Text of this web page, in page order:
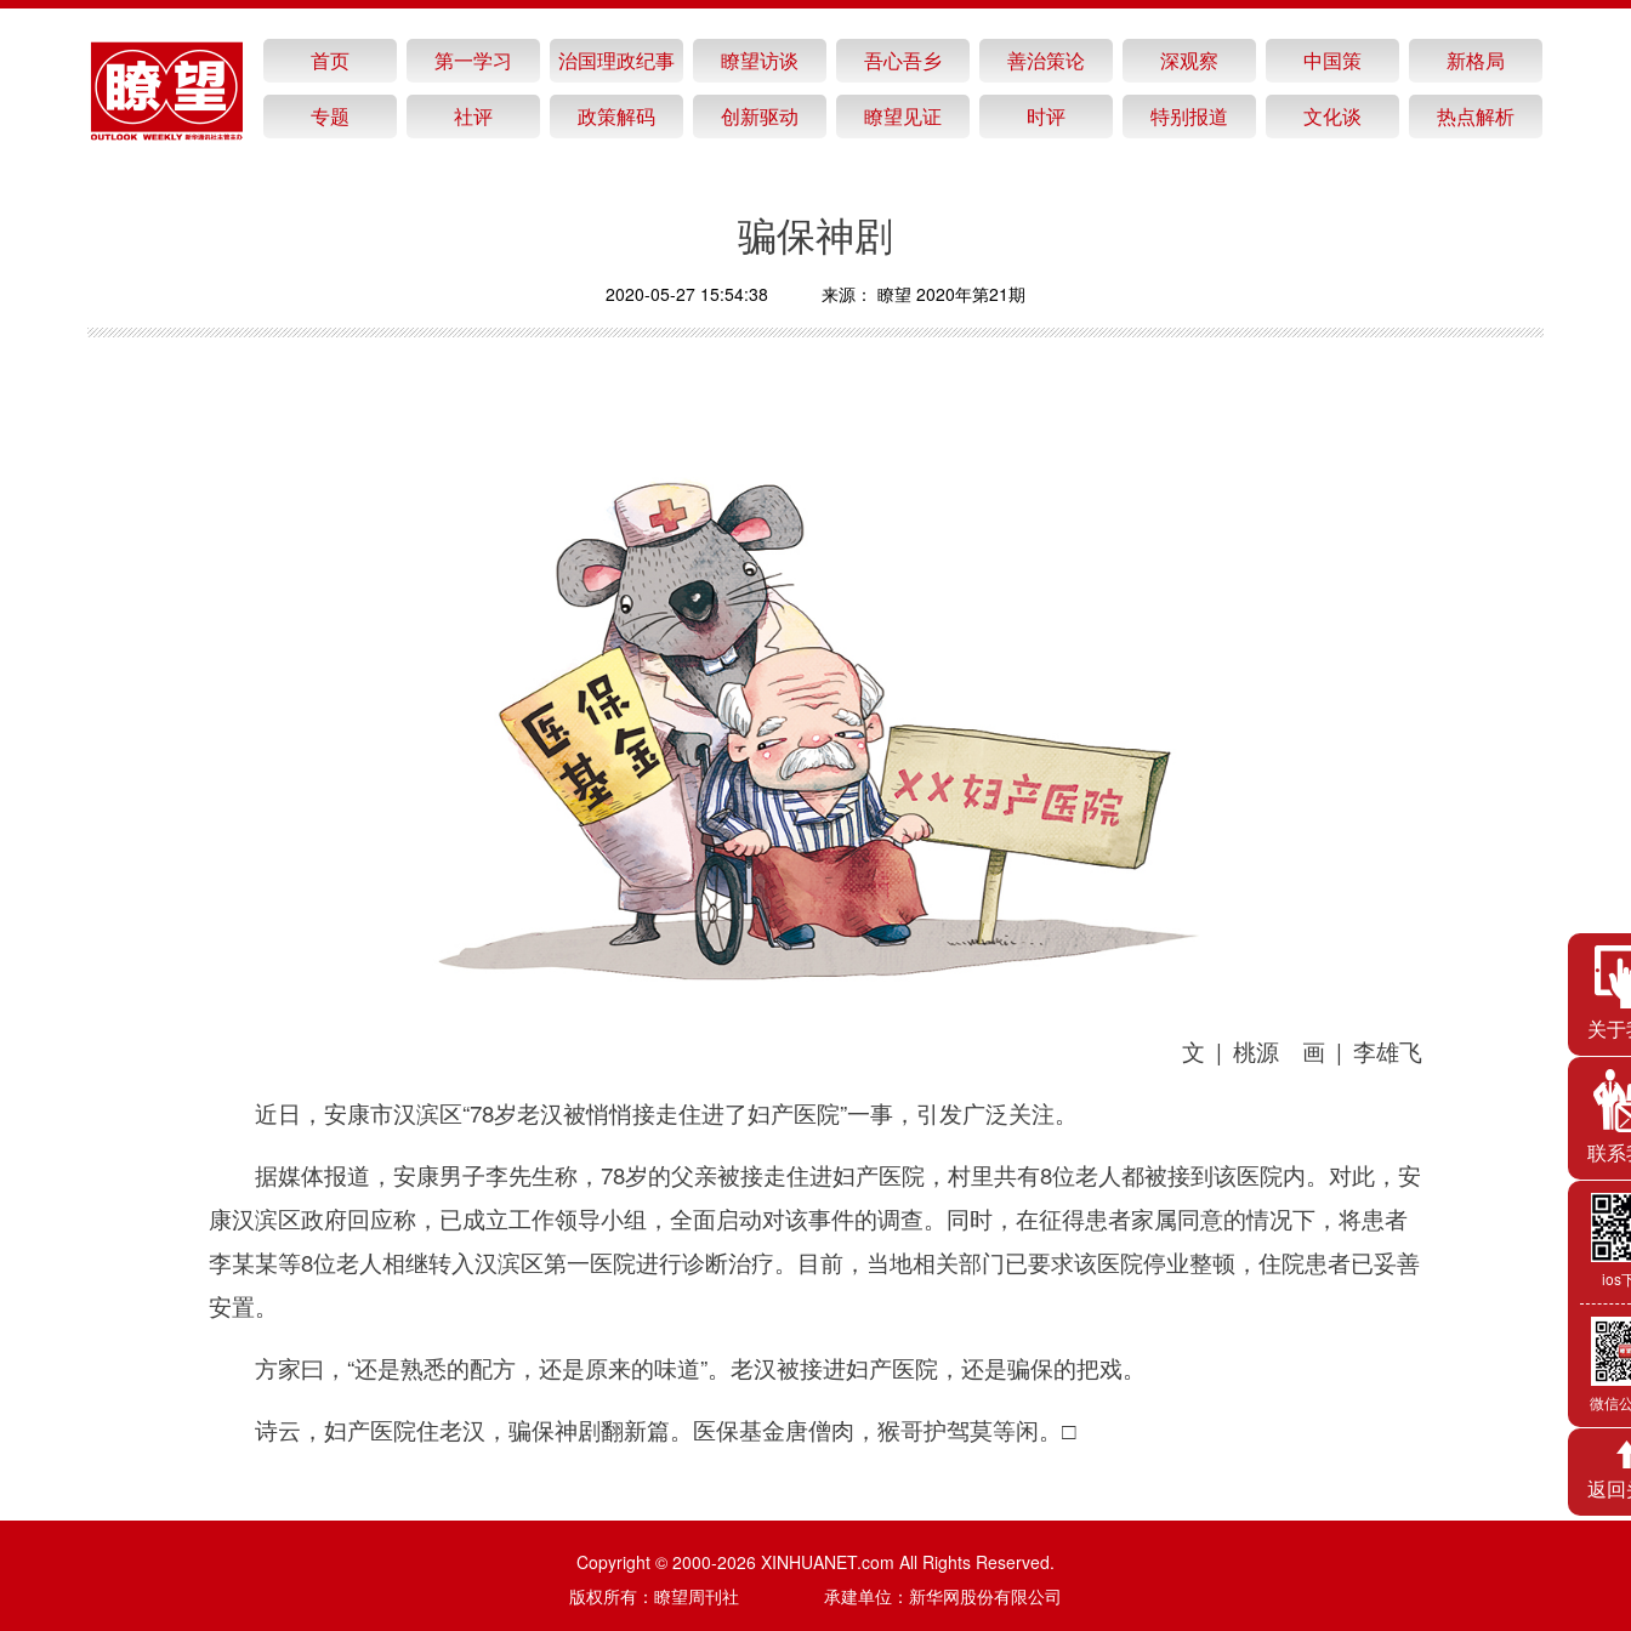
首页 第一学习 治国理政纪事 瞭望访谈 吾心吾乡 善治策论 深观察 中国策
新格局
专题
社评 政策解码 创新驱动 瞭望见证 时评 特别报道 文化谈 热点解析
骗保神剧
2020-05-27 15:54:38 来源： 瞭望 2020年第21期
文 | 桃源 画 | 李雄飞
近日，安康市汉滨区“78岁老汉被悄悄接走住进了妇产医院”一事，引发广泛关注。
据媒体报道，安康男子李先生称，78岁的父亲被接走住进妇产医院，村里共有8位老人都被接到该医院内。对此，安
康汉滨区政府回应称，已成立工作领导小组，全面启动对该事件的调查。同时，在征得患者家属同意的情况下，将患者
李某某等8位老人相继转入汉滨区第一医院进行诊断治疗。目前，当地相关部门已要求该医院停业整顿，住院患者已妥善
安置。
方家曰，“还是熟悉的配方，还是原来的味道”。老汉被接进妇产医院，还是骗保的把戏。
诗云，妇产医院住老汉，骗保神剧翻新篇。医保基金唐僧肉，猴哥护驾莫等闲。
□
关
联
ios
微信
返
Copyright © 2000-2026 XINHUANET.com All Rights Reserved.
版权所有：瞭望周刊社 承建单位：新华网股份有限公司